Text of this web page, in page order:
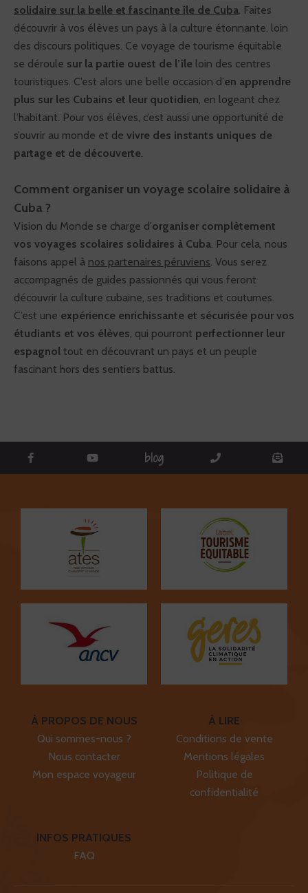
solidaire sur la belle et fascinante île de Cuba. Faites
découvrir à vos élèves un pays à la culture étonnante, loin
des discours politiques. Ce voyage de tourisme équitable
se déroule sur la partie ouest de l’île loin des centres
touristiques. C’est alors une belle occasion d’en apprendre
plus sur les Cubains et leur quotidien, en logeant chez
l’habitant. Pour vos élèves, c’est aussi une opportunité de
s’ouvrir au monde et de vivre des instants uniques de
partage et de découverte.
Comment organiser un voyage scolaire solidaire à
Cuba ?
Vision du Monde se charge d’organiser complètement
vos voyages scolaires solidaires à Cuba. Pour cela, nous
faisons appel à nos partenaires péruviens. Vous serez
accompagnés de guides passionnés qui vous feront
découvrir la culture cubaine, ses traditions et coutumes.
C’est une expérience enrichissante et sécurisée pour vos
étudiants et vos élèves, qui pourront perfectionner leur
espagnol tout en découvrant un pays et un peuple
fascinant hors des sentiers battus.
blog
À PROPOS DE NOUS
Qui sommes-nous ?
Nous contacter
Mon espace voyageur
À LIRE
Conditions de vente
Mentions légales
Politique de
confidentialité
INFOS PRATIQUES
FAQ